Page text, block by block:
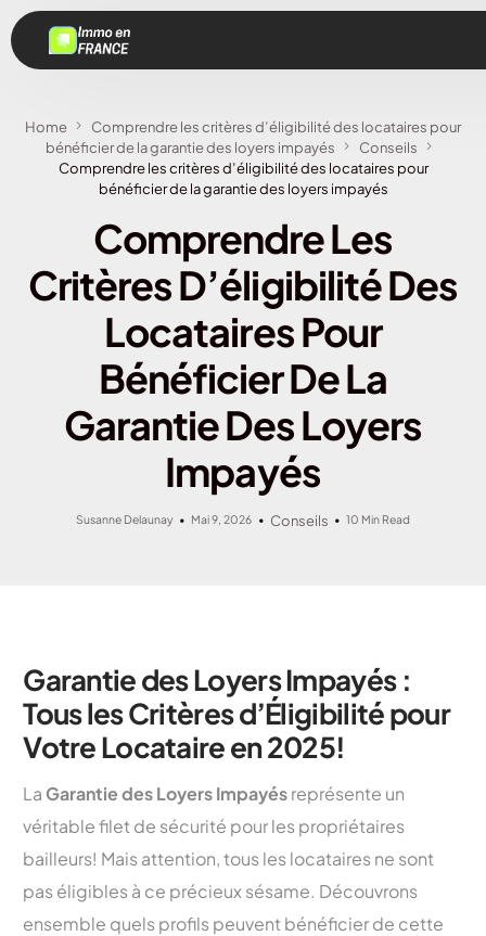
Home
Comprendre les critères d’éligibilité des locataires pour
bénéficier de la garantie des loyers impayés
Conseils
Comprendre les critères d’éligibilité des locataires pour
bénéficier de la garantie des loyers impayés
Comprendre Les
Critères D’éligibilité Des
Locataires Pour
Bénéficier De La
Garantie Des Loyers
Impayés
Susanne Delaunay Mai 9, 2026 Conseils 10 Min Read
Garantie des Loyers Impayés :
Tous les Critères d’Éligibilité pour
Votre Locataire en 2025!
La Garantie des Loyers Impayésreprésente un
véritable filet de sécurité pour les propriétaires
bailleurs! Mais attention, tous les locataires ne sont
pas éligibles à ce précieux sésame. Découvrons
ensemble quels profils peuvent bénéficier de cette